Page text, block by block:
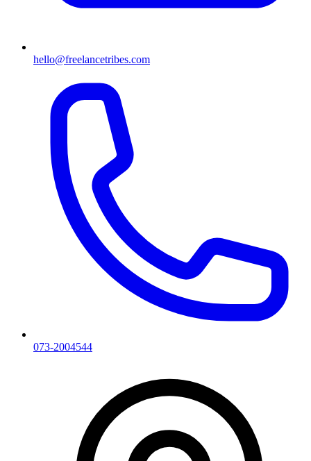
hello@freelancetribes.com
073-2004544